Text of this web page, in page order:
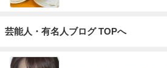
芸能人・有名人ブログ TOPへ